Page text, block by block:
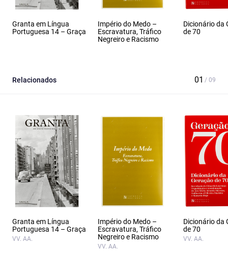
Granta em Língua
Portuguesa 14 – Graça
Império do Medo –
Escravatura, Tráfico
Negreiro e Racismo
Dicionário da
de 70
Relacionados
Granta em Língua
Portuguesa 14 – Graça
VV. AA.
Império do Medo –
Escravatura, Tráfico
Negreiro e Racismo
VV. AA.
Dicionário da
de 70
VV. AA.